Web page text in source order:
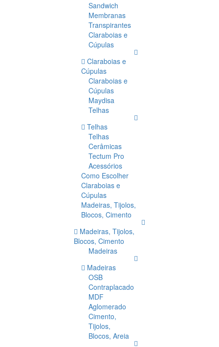
Sandwich
Membranas
Transpirantes
Claraboias e
Cúpulas
Claraboias e
Cúpulas
Claraboias e
Cúpulas
Maydisa
Telhas
Telhas
Telhas
Cerâmicas
Tectum Pro
Acessórios
Como Escolher
Claraboias e
Cúpulas
Madeiras, Tijolos,
Blocos, Cimento
Madeiras, Tijolos,
Blocos, Cimento
Madeiras
Madeiras
OSB
Contraplacado
MDF
Aglomerado
Cimento,
Tijolos,
Blocos, Areia